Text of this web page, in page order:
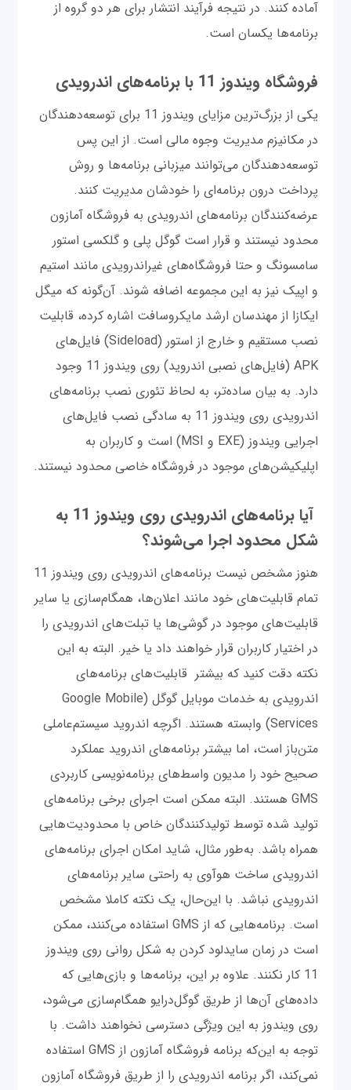
آماده کنند. در نتیجه فرآیند انتشار برای هر دو گروه از
برنامه‌ها یکسان است.
فروشگاه ویندوز 11 با برنامه‌های اندرویدی
یکی از بزرگ‌ترین مزایای ویندوز 11 برای توسعه‌دهندگان
در مکانیزم مدیریت وجوه مالی است. از ‌این ‌پس
توسعه‌دهندگان می‌توانند میزبانی برنامه‌ها و روش
پرداخت درون‌ برنامه‌ای را خودشان مدیریت کنند.
عرضه‌کنندگان برنامه‌های اندرویدی به فروشگاه آمازون
محدود نیستند و قرار است گوگل پلی و گلکسی استور
سامسونگ و حتا فروشگاه‌های غیراندرویدی مانند استیم
و اپیک نیز به این مجموعه اضافه شوند. آن‌گونه که میگل
ایکازا از مهندسان ارشد مایکروسافت اشاره کرده، قابلیت
نصب مستقیم و خارج از استور (Sideload) فایل‌های
APK (فایل‌های نصبی اندروید) روی ویندوز 11 وجود
دارد. به بیان ساده‌تر، به لحاظ تئوری نصب برنامه‌های
اندرویدی روی ویندوز 11 به سادگی نصب فایل‌های
اجرایی ویندوز (EXE و MSI) است و کاربران به
اپلیکیشن‌های موجود در فروشگاه خاصی محدود نیستند.
آیا برنامه‌های اندرویدی روی ویندوز 11 به
شکل محدود اجرا می‌شوند؟
هنوز مشخص نیست برنامه‌های اندرویدی روی ویندوز 11
تمام قابلیت‌های خود مانند اعلان‌ها، همگام‌سازی یا سایر
قابلیت‌های موجود در گوشی‌ها یا تبلت‌های اندرویدی را
در اختیار کاربران قرار خواهند داد یا خیر. البته به این
نکته دقت کنید که بیشتر قابلیت‌های برنامه‌های
اندرویدی به خدمات موبایل گوگل (Google Mobile
Services) وابسته هستند. اگرچه اندروید سیستم‌عاملی
متن‌باز است، اما بیشتر برنامه‌های اندروید عملکرد
صحیح خود را مدیون واسط‌های برنامه‌نویسی کاربردی
GMS هستند. البته ممکن است اجرای برخی برنامه‌های
تولید شده توسط تولیدکنندگان خاص با محدودیت‌هایی
همراه باشد. به‌طور مثال، شاید امکان اجرای برنامه‌های
اندرویدی ساخت هوآوی به راحتی سایر برنامه‌های
اندرویدی نباشد. با این‌حال، یک نکته کاملا مشخص
است. برنامه‌هایی که از GMS استفاده می‌کنند، ممکن
است در زمان سایدلود کردن به شکل روانی روی ویندوز
11 کار نکنند. علاوه بر این، برنامه‌ها و بازی‌هایی که
داده‌های آن‌ها از طریق گوگل‌درایو همگام‌سازی می‌شود،
روی ویندوز به این ویژگی دسترسی نخواهند داشت. با
توجه به این‌که برنامه فروشگاه آمازون از GMS استفاده
نمی‌کند، اگر برنامه اندرویدی را از طریق فروشگاه آمازون